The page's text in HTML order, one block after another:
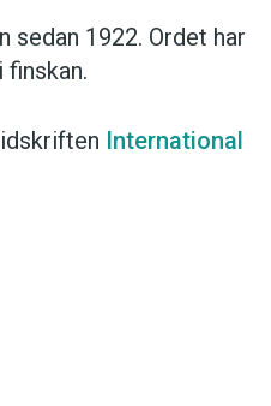
sedan 1922. Ordet har
International